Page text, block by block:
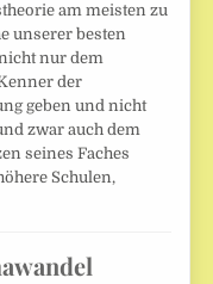
am meisten zu
unserer besten
nur dem
der
geben und nicht
zwar auch dem
seines Faches
Schulen,